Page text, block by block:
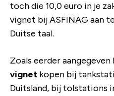
toch die 10,0 euro in je
vignet bij ASFINAG aan
Duitse taal.
Zoals eerder aangegeven
vignet kopen bij
Duitsland, bij tolstations